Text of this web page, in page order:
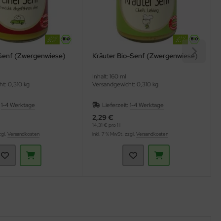
(Zwergenwiese)
0,310 kg
1-4 Werktage
Versandkosten
Kräuter Bio-Senf (Zwergenwiese)
Inhalt: 160 ml
Versandgewicht: 0,310 kg
Lieferzeit: 1-4 Werktage
2,29 €
14,31 € pro 1 l
inkl. 7 % MwSt. zzgl. Versandkosten